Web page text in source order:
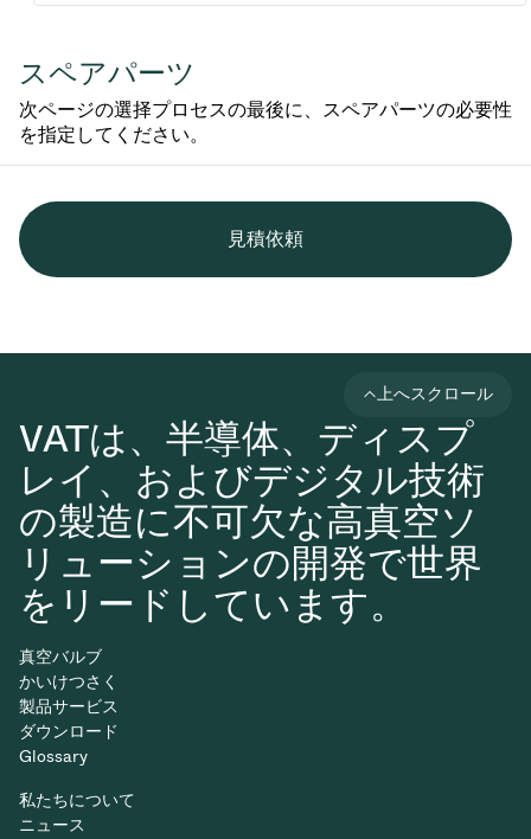
スペアパーツ
次ページの選择プロセスの最後に、スペアパーツの必要性
を指定してください。
見積依頼
VATは、半導体、ディスプ
レイ、およびデジタル技術
の製造に不可欠な高真空ソ
リューションの開発で世界
をリードしています。
上へスクロール
真空バルブ
かいけつさく
製品サービス
ダウンロード
Glossary
私たちについて
ニュース